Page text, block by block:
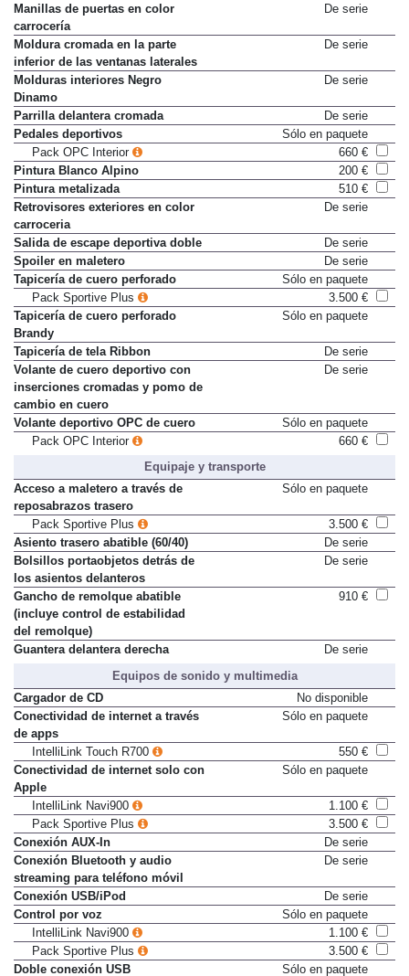
Luces traseras LED
De serie
Manillas de puertas en color
carrocería
Moldura cromada en la parte
inferior de las ventanas laterales
Molduras interiores Negro
Dinamo
Parrilla delantera cromada
De serie
Pedales deportivos
Sólo en paquete
Pack OPC Interior
660 €
Pintura Blanco Alpino
200 €
Pintura metalizada
510 €
Retrovisores exteriores en color
carroceria
Salida de escape deportiva doble
De serie
Spoiler en maletero
De serie
Tapicería de cuero perforado
Sólo en paquete
Pack Sportive Plus
3.500 €
Tapicería de cuero perforado
Brandy
Tapicería de tela Ribbon
De serie
Volante de cuero deportivo con
inserciones cromadas y pomo de
cambio en cuero
Volante deportivo OPC de cuero
Sólo en paquete
Equipaje y transporte
Acceso a maletero a través de
reposabrazos trasero
Pack Sportive Plus
3.500 €
Asiento trasero abatible (60/40)
De serie
Bolsillos portaobjetos detrás de
los asientos delanteros
Gancho de remolque abatible
(incluye control de estabilidad
del remolque)
Equipos de sonido y multimedia
Cargador de CD
No disponible
Conectividad de internet a través
de apps
IntelliLink Touch R700
550 €
Conectividad de internet solo con
Apple
IntelliLink Navi900
1.100 €
Pack Sportive Plus
3.500 €
Conexión AUX-In
De serie
Conexión Bluetooth y audio
streaming para teléfono móvil
Conexión USB/iPod
De serie
Control por voz
Sólo en paquete
IntelliLink Navi900
1.100 €
Pack Sportive Plus
3.500 €